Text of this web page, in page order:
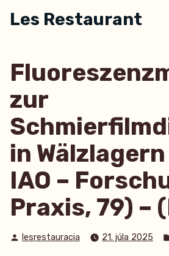
Les Restaurant
zur
in
IAO –
Praxis, 79) –
Posted
lesrestauracia 21. júla 2025